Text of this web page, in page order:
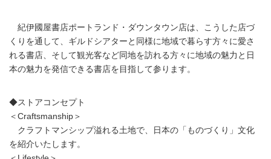
紀伊國屋書店ポートランド・ダウンタウン店は、こうした店づ
くりを通して、ギルドシアターと同様に地域で暮らす方々に愛さ
れる書店、そして観光客など同地を訪れる方々に地域の魅力と日
本の魅力を発信できる書店を目指して参ります。
◆ストアコンセプト
＜Craftsmanship＞
クラフトマンシップ溢れる土地で、日本の「ものづくり」文化
を紹介いたします。